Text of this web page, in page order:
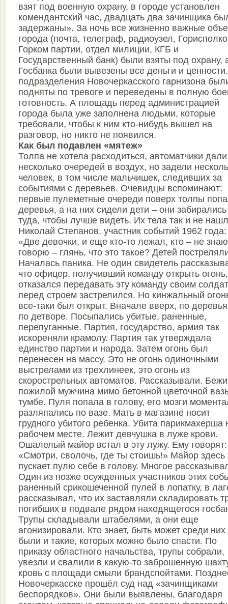
взят под военную охрану, в городе установлен
комендантский час, двадцать два зачинщика
задержаны». За ночь все жизненно важные
города (почта, телеграф, радиоузел,
Горком партии, отдел милиции, КГБ и
Государственный банк) были взяты под охрану,
Госбанка были вывезены все деньги и
подразделения Новочеркасского гарнизона
подняты по тревоге и переведены в полную
готовность. А площадь перед администрацией
города была уже заполнена людьми, которые
требовали, чтобы к ним кто-нибудь вышел на
разговор, но никто не появился.
Как был подавлен «мятеж»
Толпа не хотела расходиться, автоматчики дали
несколько очередей в воздух, но задели
человек, в том числе мальчишек, следивших за
событиями с деревьев. Очевидцы вспоминают:
первые пулеметные очереди поверх толпы
деревья, а на них сидели дети – они забирались
туда, чтобы лучше видеть. Их тела так и не
Николай Степанов, участник событий 1962 года:
«Две девочки, и еще кто-то лежал, кто – не
говорю – глянь, что это такое? Детей
Началась паника. Не один свидетель
что офицер, получивший команду открыть огонь,
отказался передавать эту команду своим
перед строем застрелился. Но кинжальный
все-таки был открыт. Вначале вверх, по
по детворе. Посыпались убитые, раненные,
перепуганные. Партия, государство, армия так
искореняли крамолу. Партия так утверждала
единство партии и народа. Затем огонь был
перенесен на массу. Это не огонь одиночными
выстрелами из трехлинеек, это огонь из
скорострельных автоматов. Рассказывали.
пожилой мужчина мимо бетонной цветочной
тумбе. Пуля попала в голову, его мозги
разляпались по вазе. Мать в магазине носит
грудного убитого ребенка. Убита парикмахерша
рабочем месте. Лежит девчушка в луже крови.
Ошалелый майор встал в эту лужу. Ему говорят:
«Смотри, сволочь, где ты стоишь!» Майор здесь
пускает пулю себе в голову. Многое
Один из позже осужденных участников этих
раненный срикошеченной пулей в лопатку, в
рассказывал, что их заставляли складировать
погибших в подвале рядом находящегося
Трупы складывали штабелями, а они еще
агонизировали. Кто знает, быть может среди них
были и такие, которых можно было спасти. По
приказу областного начальства, трупы собрали,
увезли и свалили в какую-то заброшенную
кровь с площади смыли брандспойтами.
Новочеркасске прошёл суд над «зачинщиками
беспорядков». Они были выявлены, благодаря